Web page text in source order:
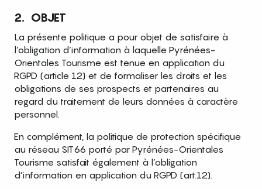
2. OBJET
La présente politique a pour objet de satisfaire à
l’obligation d’information à laquelle Pyrénées-
Orientales Tourisme est tenue en application du
RGPD (article 12) et de formaliser les droits et les
obligations de ses prospects et partenaires au
regard du traitement de leurs données à caractère
personnel.
En complément, la politique de protection spécifique
au réseau SIT66 porté par Pyrénées-Orientales
Tourisme satisfait également à l’obligation
d’information en application du RGPD (art.12).